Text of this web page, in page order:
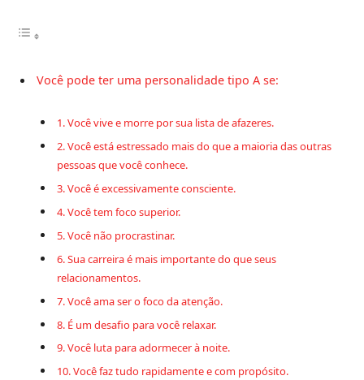
Você pode ter uma personalidade tipo A se:
1. Você vive e morre por sua lista de afazeres.
2. Você está estressado mais do que a maioria das outras
pessoas que você conhece.
3. Você é excessivamente consciente.
4. Você tem foco superior.
5. Você não procrastinar.
6. Sua carreira é mais importante do que seus
relacionamentos.
7. Você ama ser o foco da atenção.
8. É um desafio para você relaxar.
9. Você luta para adormecer à noite.
10. Você faz tudo rapidamente e com propósito.